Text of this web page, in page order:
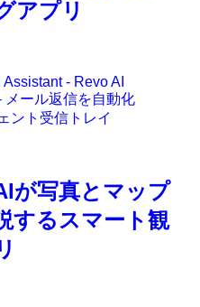
アプリ
が写真とマップ
するスマート観